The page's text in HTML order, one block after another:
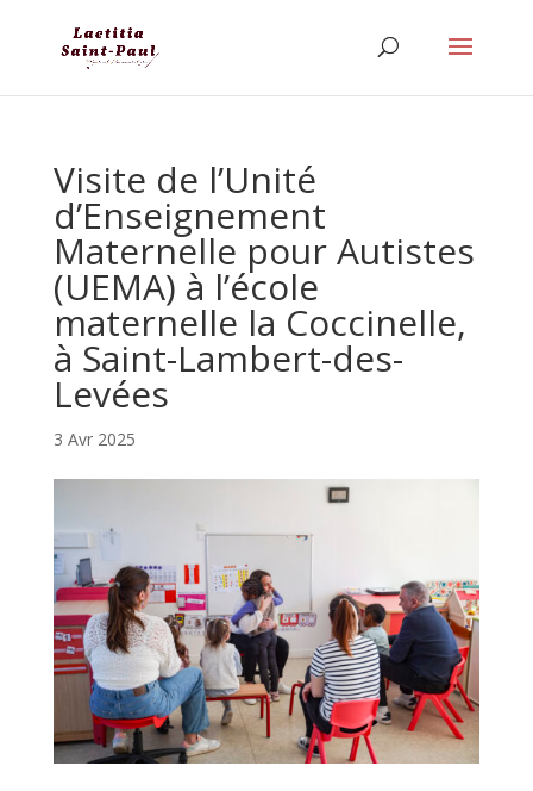
Visite de l’Unité
d’Enseignement
Maternelle pour Autistes
(UEMA) à l’école
maternelle la Coccinelle,
à Saint-Lambert-des-
Levées
3 Avr 2025